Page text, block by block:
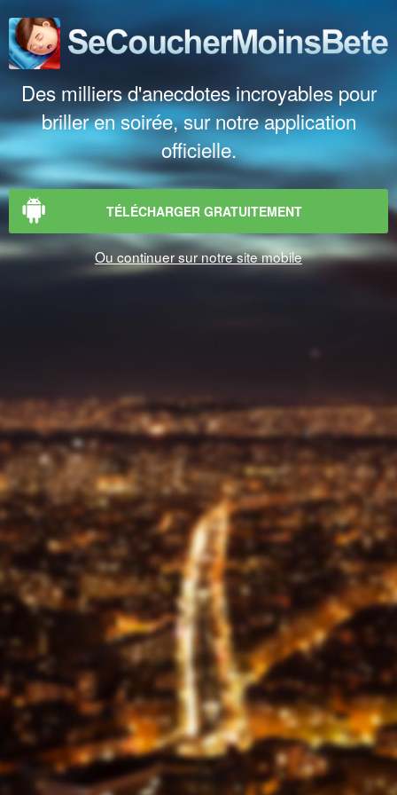
Des milliers d'anecdotes incroyables pour
briller en soirée, sur notre application
officielle.
TÉLÉCHARGER GRATUITEMENT
Ou continuer sur notre site mobile